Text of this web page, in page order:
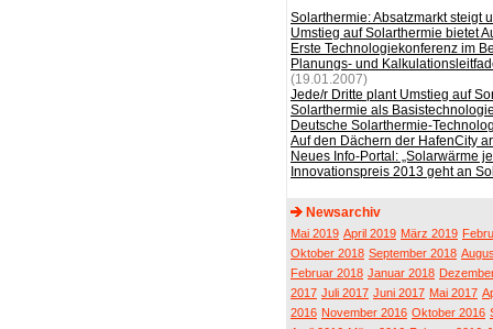
Solarthermie: Absatzmarkt steigt
Umstieg auf Solarthermie bietet
Erste Technologiekonferenz im
Planungs- und
(19.01.2007)
Jede/r Dritte plant Umstieg auf
Solarthermie als
Deutsche Solarthermie-
Auf den Dächern der HafenCity
Neues Info-Portal: „Solarwärme
Innovationspreis 2013 geht an
Newsarchiv
Mai 2019 April 2019 März 2019
Oktober 2018 September 2018
Februar 2018 Januar 2018
2017 Juli 2017 Juni 2017 Mai 2017
2016 November 2016 Oktober 2016